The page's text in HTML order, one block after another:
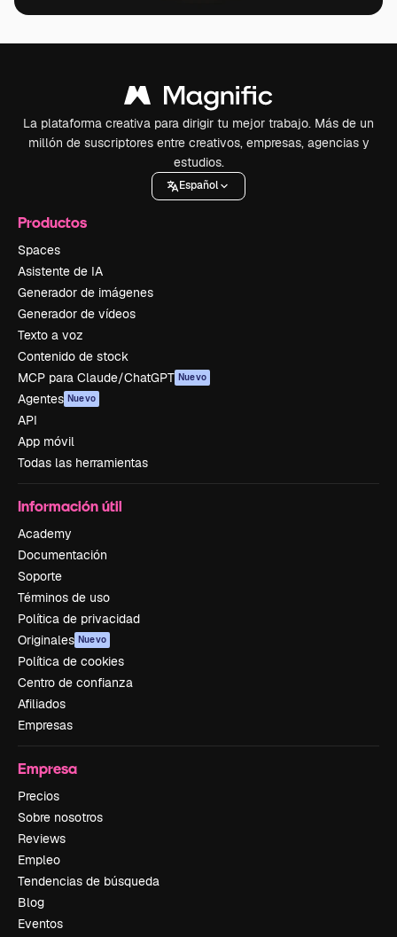
La plataforma creativa para dirigir tu mejor trabajo. Más de un
millón de suscriptores entre creativos, empresas, agencias y
estudios.
Español
Productos
Spaces
Asistente de IA
Generador de imágenes
Generador de vídeos
Texto a voz
Contenido de stock
MCP para Claude/ChatGPT Nuevo
Agentes Nuevo
API
App móvil
Todas las herramientas
Información útil
Academy
Documentación
Soporte
Términos de uso
Política de privacidad
Originales Nuevo
Política de cookies
Centro de confianza
Afiliados
Empresas
Empresa
Precios
Sobre nosotros
Reviews
Empleo
Tendencias de búsqueda
Blog
Eventos